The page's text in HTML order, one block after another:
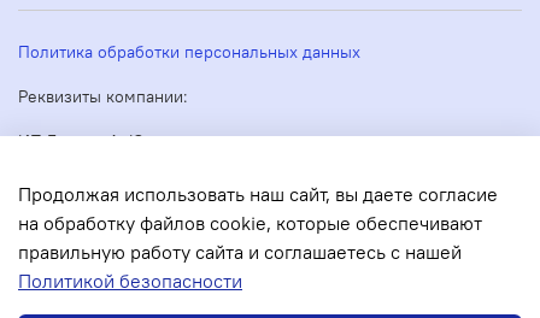
Политика обработки персональных данных
Реквизиты компании:
ИП Беляев А. Ю.
Адрес: 355035, Россия, Ставропольский край, Ставрополь,
Кулакова 51
ОГРН/ОГРНИП: 304263530000073
Продолжая использовать наш сайт, вы даете согласие
на обработку файлов cookie, которые обеспечивают
правильную работу сайта и соглашаетесь с нашей
Политикой безопасности